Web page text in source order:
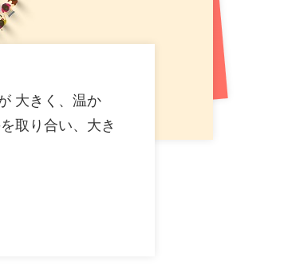
大きく、温か
取り合い、大き